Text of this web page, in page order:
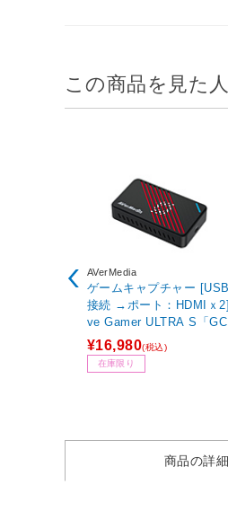
この商品を見た
AVerMedia
ゲームキャプチャー
接続 →ポート：HDMIｘ
ve Gamer ULTRA S「
3Pro」(iPadOS/Mac/
ws11対応) ブラック
PBK
¥16,980(税込)
在庫限り
商品の詳細